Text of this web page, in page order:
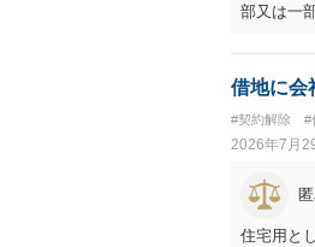
部又は一
借地に会
#契約解除 #
2026年7月
住宅用と